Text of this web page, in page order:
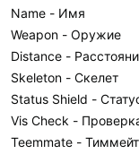
Name - Имя
Weapon - Оружие
Distance -
Skeleton - Скелет
Status Shield -
Vis Check -
Teemmate -